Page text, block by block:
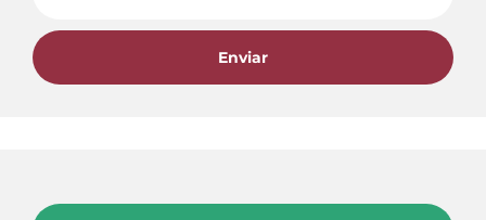
Enviar